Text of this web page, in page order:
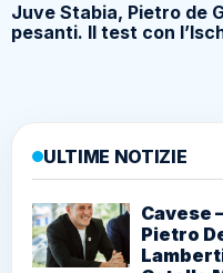
Juve Stabia, Pietro de
pesanti. Il test con
ULTIME NOTIZIE
Cavese
Pietro